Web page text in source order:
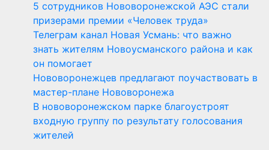
5 сотрудников Нововоронежской АЭС стали
призерами премии «Человек труда»
Телеграм канал Новая Усмань: что важно
знать жителям Новоусманского района и как
он помогает
Нововоронежцев предлагают поучаствовать в
мастер-плане Нововоронежа
В нововоронежском парке благоустроят
входную группу по результату голосования
жителей